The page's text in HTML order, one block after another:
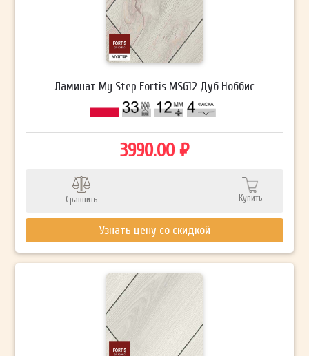
Ламинат My Step Fortis MS612 Дуб Ноббис
3990.00 ₽
Сравнить Купить
Узнать цену со скидкой